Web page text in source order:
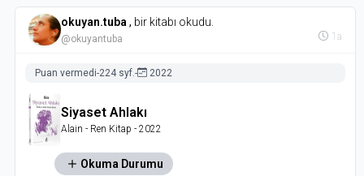
okuyan.tuba , bir kitabı okudu.
@okuyantuba 1a
Puan vermedi-224 syf.- 2022
Siyaset Ahlakı
Alain - Ren Kitap - 2022
Okuma Durumu